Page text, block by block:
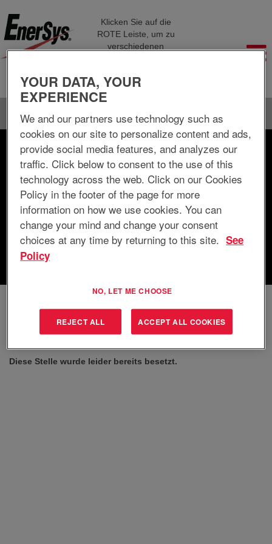
Klicken Sie auf die
ROTE Leiste, um zu
verschiedenen
Sprache
Nach Stichwort suchen
Nach Standort suchen
Mehr Optionen anzeigen
Löschen
Benachrichtigung erstellen
Diese Stelle wurde leider bereits besetzt.
YOUR DATA, YOUR
EXPERIENCE
We and our partners use technology such as
cookies on our site to personalize content and ads,
provide social media features, and analyzes our
traffic. Click below to consent to the use of this
technology across the web. Click on our Cookies
Policy in the footer of the page for more
information on how we use cookies. You can
change your mind and change your consent
choices at any time by returning to this site. See
Policy
NO, LET ME CHOOSE
REJECT ALL ACCEPT ALL COOKIES